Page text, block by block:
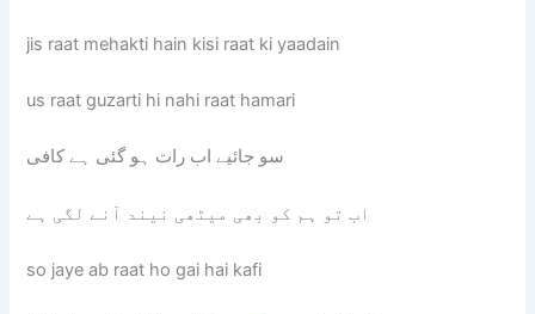
jis raat mehakti hain kisi raat ki yaadain
us raat guzarti hi nahi raat hamari
سو جائیے اب رات ہو گئی ہے کافی
اب تو ہم کو بھی میٹھی نیند آنے لگی ہے
so jaye ab raat ho gai hai kafi